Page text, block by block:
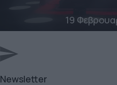
19
Newsletter